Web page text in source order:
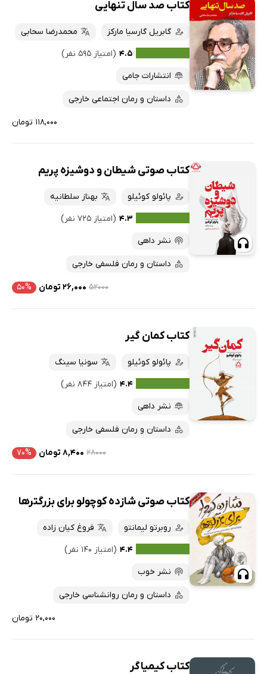
کتاب صد سال تنهایی
گابریل گارسیا مارکز
محمدرضا سحابی
۴.۵ (امتیاز ۵۹۵ نفر)
انتشارات جامی
داستان و رمان اجتماعی خارجی
۱۱۸,۰۰۰ تومان
کتاب صوتی شیطان و دوشیزه پریم
پائولو کوئیلو
بهناز سلطانیه
۴.۳ (امتیاز ۷۲۵ نفر)
نشر داهی
داستان و رمان فلسفی خارجی
۵۲۰۰۰ ۲۶,۰۰۰ تومان ۵۰%
کتاب کمان گیر
پائولو کوئیلو
سونیا سینگ
۴.۴ (امتیاز ۸۴۴ نفر)
نشر داهی
داستان و رمان فلسفی خارجی
۲۸۰۰۰ ۸,۴۰۰ تومان ۷۰%
کتاب صوتی شازده کوچولو برای بزرگترها
روبرتو لیمانتو
فروغ کیان زاده
۴.۴ (امتیاز ۱۴۰ نفر)
نشر خوب
داستان و رمان روانشناسی خارجی
۲۰,۰۰۰ تومان
کتاب کیمیاگر